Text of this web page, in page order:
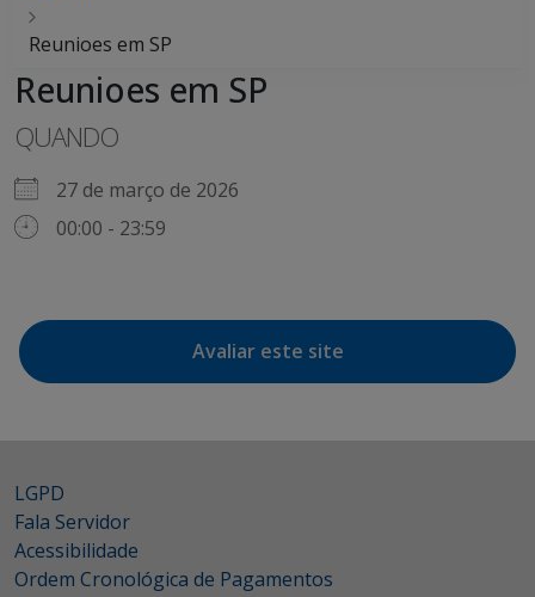
Reunioes em SP
Reunioes em SP
QUANDO
27 de março de 2026
00:00 - 23:59
Avaliar este site
LGPD
Fala Servidor
Acessibilidade
Ordem Cronológica de Pagamentos